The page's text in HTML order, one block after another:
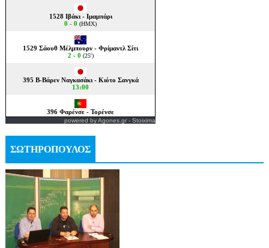
powered byAgones.gr- Stoixima
ΣΩΤΗΡΟΠΟΥΛΟΣ